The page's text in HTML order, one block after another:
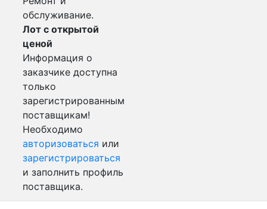
обслуживание.
Лот с открытой
ценой
Информация о
заказчике доступна
только
зарегистрированным
поставщикам!
Необходимо
авторизоваться или
зарегистрироваться
и заполнить профиль
поставщика.